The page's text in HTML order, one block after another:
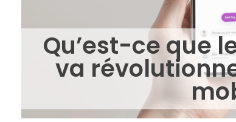
Qu’est-ce que
va